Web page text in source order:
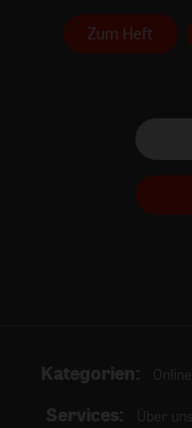
Zum Heft
Kategorien: Online
Services: Über uns